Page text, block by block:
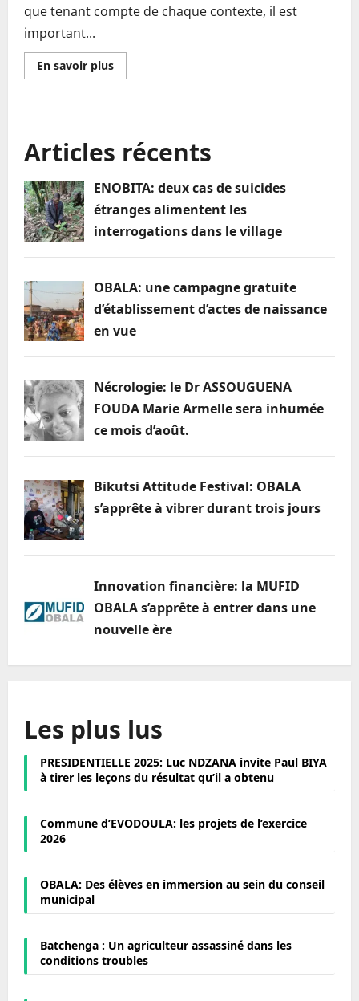
que tenant compte de chaque contexte, il est
important...
En savoir plusEn
savoir
président
du
bureau
du
OBALA
présente
ses
Articles récents
ENOBITA: deux cas de suicides
étranges alimentent les
interrogations dans le village
OBALA: une campagne gratuite
d’établissement d’actes de naissance
en vue
Nécrologie: le Dr ASSOUGUENA
FOUDA Marie Armelle sera inhumée
ce mois d’août.
Bikutsi Attitude Festival: OBALA
s’apprête à vibrer durant trois jours
Innovation financière: la MUFID
OBALA s’apprête à entrer dans une
nouvelle ère
Les plus lus
PRESIDENTIELLE 2025: Luc NDZANA invite Paul BIYA
à tirer les leçons du résultat qu’il a obtenu
Commune d’EVODOULA: les projets de l’exercice
2026
OBALA: Des élèves en immersion au sein du conseil
municipal
Batchenga : Un agriculteur assassiné dans les
conditions troubles